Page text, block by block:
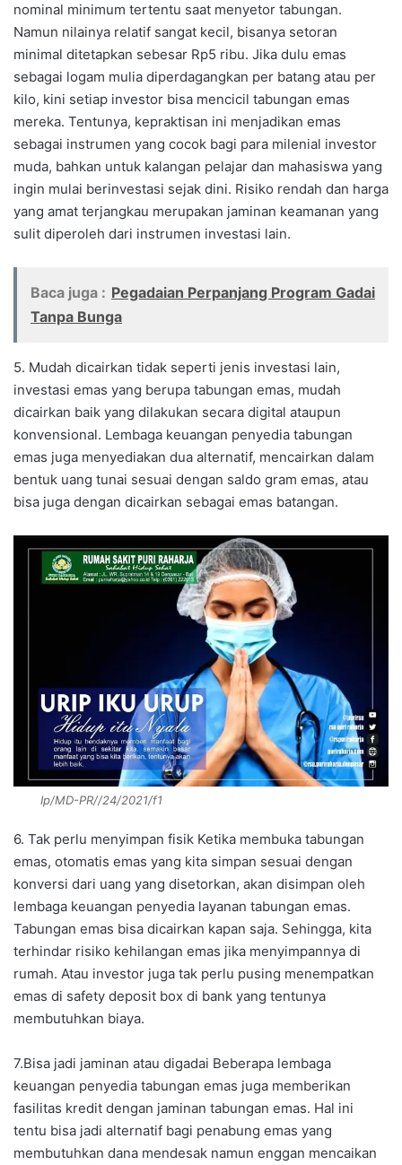
nominal minimum tertentu saat menyetor tabungan.
Namun nilainya relatif sangat kecil, bisanya setoran
minimal ditetapkan sebesar Rp5 ribu. Jika dulu emas
sebagai logam mulia diperdagangkan per batang atau per
kilo, kini setiap investor bisa mencicil tabungan emas
mereka. Tentunya, kepraktisan ini menjadikan emas
sebagai instrumen yang cocok bagi para milenial investor
muda, bahkan untuk kalangan pelajar dan mahasiswa yang
ingin mulai berinvestasi sejak dini. Risiko rendah dan harga
yang amat terjangkau merupakan jaminan keamanan yang
sulit diperoleh dari instrumen investasi lain.
Baca juga : Pegadaian Perpanjang Program Gadai
Tanpa Bunga
5. Mudah dicairkan tidak seperti jenis investasi lain,
investasi emas yang berupa tabungan emas, mudah
dicairkan baik yang dilakukan secara digital ataupun
konvensional. Lembaga keuangan penyedia tabungan
emas juga menyediakan dua alternatif, mencairkan dalam
bentuk uang tunai sesuai dengan saldo gram emas, atau
bisa juga dengan dicairkan sebagai emas batangan.
Ip/MD-PR//24/2021/f1
6. Tak perlu menyimpan fisik Ketika membuka tabungan
emas, otomatis emas yang kita simpan sesuai dengan
konversi dari uang yang disetorkan, akan disimpan oleh
lembaga keuangan penyedia layanan tabungan emas.
Tabungan emas bisa dicairkan kapan saja. Sehingga, kita
terhindar risiko kehilangan emas jika menyimpannya di
rumah. Atau investor juga tak perlu pusing menempatkan
emas di safety deposit box di bank yang tentunya
membutuhkan biaya.
7.Bisa jadi jaminan atau digadai Beberapa lembaga
keuangan penyedia tabungan emas juga memberikan
fasilitas kredit dengan jaminan tabungan emas. Hal ini
tentu bisa jadi alternatif bagi penabung emas yang
membutuhkan dana mendesak namun enggan mencaikan